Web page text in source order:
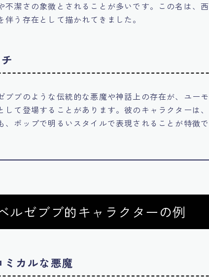
不潔さの象徴とされることが多いです。この名は、西
う存在として描かれてきました。
ブブのような伝統的な悪魔や神話上の存在が、ユーモ
て登場することがあります。彼のキャラクターは、
、ポップで明るいスタイルで表現されることが特徴で
ルゼブブ的キャラクターの例
ミカルな悪魔